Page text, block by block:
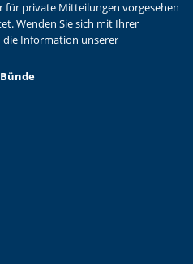
für private Mitteilungen vorgesehen
Wenden Sie sich mit Ihrer
die Information unserer